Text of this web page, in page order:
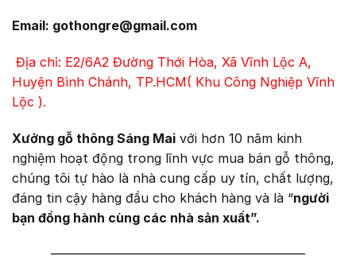
Email: gothongre@gmail.com
Địa chỉ: E2/6A2 Đường Thới Hòa, Xã Vĩnh Lộc A,
Huyện Bình Chánh, TP.HCM( Khu Công Nghiệp Vĩnh
Lộc ).
Xưởng gỗ thông Sáng Mai với hơn 10 năm kinh
nghiệm hoạt động trong lĩnh vực mua bán gỗ thông,
chúng tôi tự hào là nhà cung cấp uy tín, chất lượng,
đáng tin cậy hàng đầu cho khách hàng và là “người
bạn đồng hành cùng các nhà sản xuất”.
————————————————————